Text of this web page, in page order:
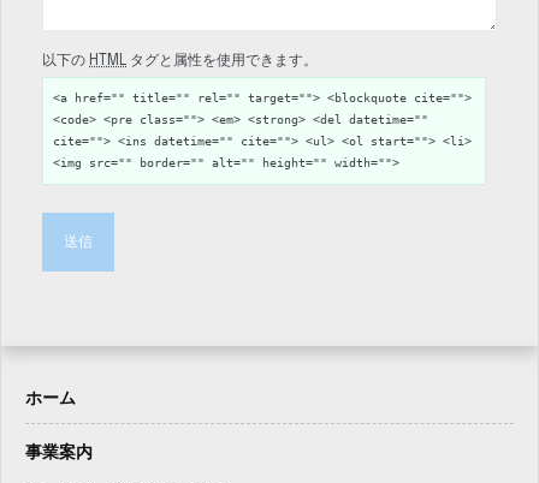
以下の HTML タグと属性を使用できます。
<a href="" title="" rel="" target=""> <blockquote cite="">
<code> <pre class=""> <em> <strong> <del datetime=""
cite=""> <ins datetime="" cite=""> <ul> <ol start=""> <li>
<img src="" border="" alt="" height="" width="">
送信
ホーム
事業案内